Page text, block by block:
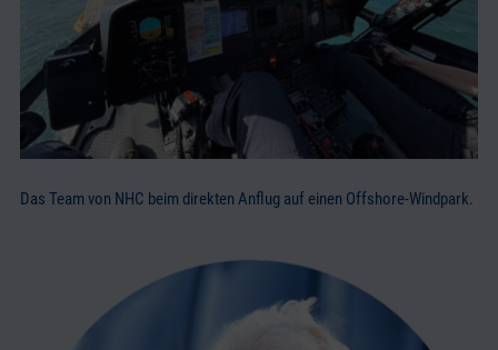
Das Team von NHC beim direkten Anflug auf einen Offshore-Windpark.